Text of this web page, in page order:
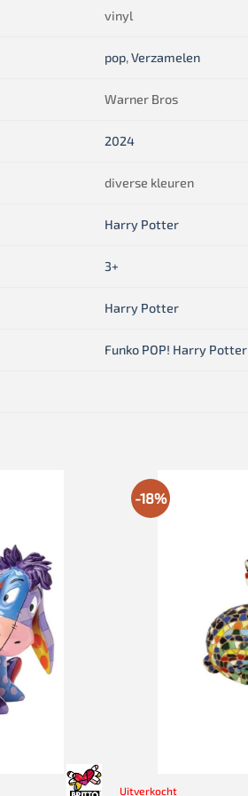
vinyl
pop,Verzamelen
Warner Bros
2024
diverse kleuren
Harry Potter
3+
Harry Potter
Funko POP! Harry Potter
-18%
Uitverkocht